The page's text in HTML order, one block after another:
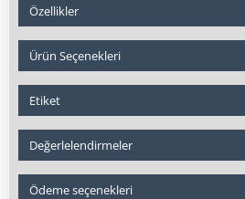
Özellikler
Ürün Seçenekleri
Etiket
Değerlelendirmeler
Ödeme seçenekleri